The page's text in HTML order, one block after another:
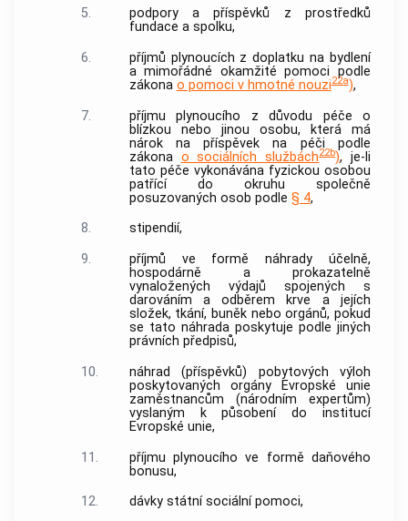
5.
podpory a příspěvků z prostředků
fundace a spolku,
6.
příjmů plynoucích z doplatku na bydlení
a mimořádné okamžité pomoci podle
zákona o pomoci v hmotné nouzi22a),
7.
příjmu plynoucího z důvodu péče o
blízkou nebo jinou osobu, která má
nárok na příspěvek na péči podle
zákona o sociálních službách22b), je-li
tato péče vykonávána fyzickou osobou
patřící do okruhu společně
posuzovaných osob podle § 4,
8.
stipendií,
9.
příjmů ve formě náhrady účelně,
hospodárně a prokazatelně
vynaložených výdajů spojených s
darováním a odběrem krve a jejích
složek, tkání, buněk nebo orgánů, pokud
se tato náhrada poskytuje podle jiných
právních předpisů,
10.
náhrad (příspěvků) pobytových výloh
poskytovaných orgány Evropské unie
zaměstnancům (národním expertům)
vyslaným k působení do institucí
Evropské unie,
11.
příjmu plynoucího ve formě daňového
bonusu,
12.
dávky státní sociální pomoci,